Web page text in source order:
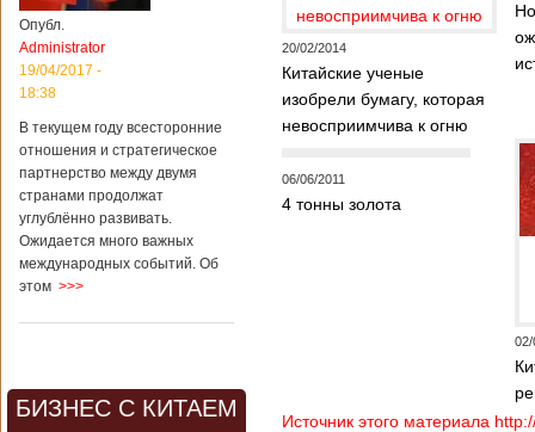
Опубл.
Administrator
19/04/2017 -
18:38
В текущем году всесторонние
отношения и стратегическое
партнерство между двумя
странами продолжат
углублённо развивать.
Ожидается много важных
международных событий. Об
этом >>>
БИЗНЕС С КИТАЕМ
20/02/2014
Китайские ученые
изобрели бумагу, которая
невосприимчива к огню
06/06/2011
4 тонны золота
02/
Источник этого материала